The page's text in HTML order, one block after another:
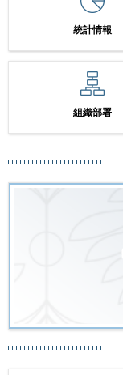
統計情報
組織部署